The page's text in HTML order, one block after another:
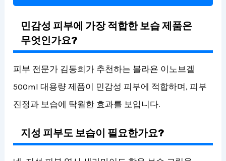
민감성 피부에 가장 적합한 보습 제품은
무엇인가요?
피부 전문가 김동희가 추천하는 볼라욘 이노브겔
500ml 대용량 제품이 민감성 피부에 적합하며, 피부
진정과 보습에 탁월한 효과를 보입니다.
지성 피부도 보습이 필요한가요?